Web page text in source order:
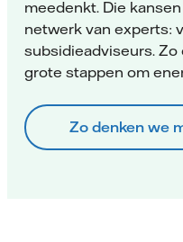
meedenkt. Die
netwerk van experts:
subsidieadviseurs.
grote stappen om
Zo denken we